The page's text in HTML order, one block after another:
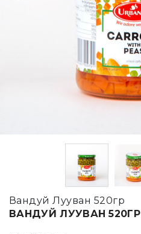
Вандуй Лууван 520гр
ВАНДУЙ ЛУУВАН 520ГР